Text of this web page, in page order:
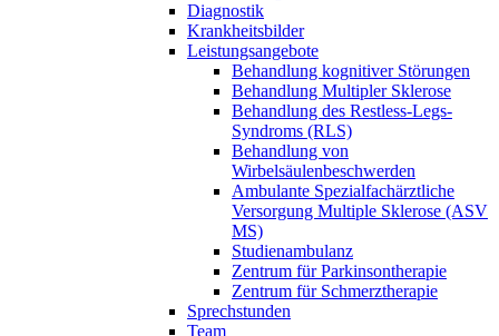
Diagnostik
Krankheitsbilder
Leistungsangebote
Behandlung kognitiver Störungen
Behandlung Multipler Sklerose
Behandlung des Restless-Legs-
Syndroms (RLS)
Behandlung von
Wirbelsäulenbeschwerden
Ambulante Spezialfachärztliche
Versorgung Multiple Sklerose (ASV
MS)
Studienambulanz
Zentrum für Parkinsontherapie
Zentrum für Schmerztherapie
Sprechstunden
Team